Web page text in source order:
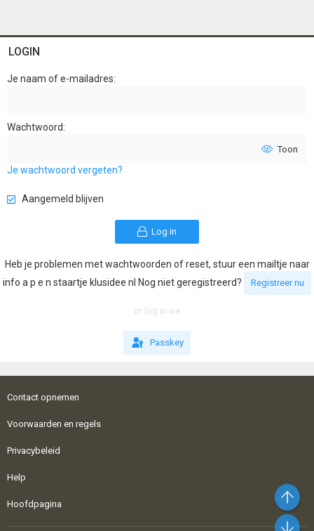
LOGIN
Je naam of e-mailadres
Wachtwoord
Toon
Je wachtwoord vergeten?
Aangemeld blijven
Log in
Heb je problemen met wachtwoorden of reset, stuur een mailtje naar
info a p e n staartje klusidee nl Nog niet geregistreerd?
Registreer nu
or log in via
Passkey
Contact opnemen
Voorwaarden en regels
Privacybeleid
Help
Hoofdpagina